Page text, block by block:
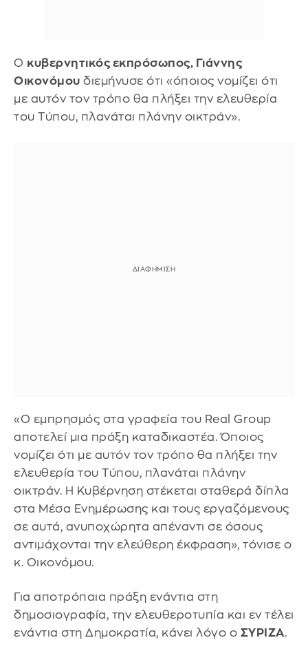
Ο κυβερνητικός εκπρόσωπος, Γιάννης
Οικονόμου διεμήνυσε ότι «όποιος νομίζει ότι
με αυτόν τον τρόπο θα πλήξει την ελευθερία
του Τύπου, πλανάται πλάνην οικτράν».
«Ο εμπρησμός στα γραφεία του Real Group
αποτελεί μια πράξη καταδικαστέα. Όποιος
νομίζει ότι με αυτόν τον τρόπο θα πλήξει την
ελευθερία του Τύπου, πλανάται πλάνην
οικτράν. Η Κυβέρνηση στέκεται σταθερά δίπλα
στα Μέσα Ενημέρωσης και τους εργαζόμενους
σε αυτά, ανυποχώρητα απέναντι σε όσους
αντιμάχονται την ελεύθερη έκφραση», τόνισε ο
κ. Οικονόμου.
Για αποτρόπαια πράξη ενάντια στη
δημοσιογραφία, την ελευθεροτυπία και εν τέλει
ενάντια στη Δημοκρατία, κάνει λόγο ο ΣΥΡΙΖΑ.